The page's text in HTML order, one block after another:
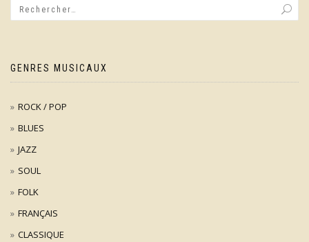
GENRES MUSICAUX
ROCK / POP
BLUES
JAZZ
SOUL
FOLK
FRANÇAIS
CLASSIQUE